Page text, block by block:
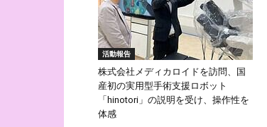
活動報告
株式会社メディカロイドを訪問、国
産初の実用型手術支援ロボット
「hinotori」の説明を受け、操作性を
体感